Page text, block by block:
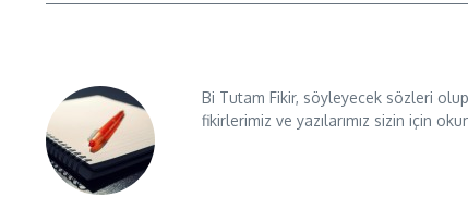
Bi Tutam Fikir, söyleyecek sözleri
fikirlerimiz ve yazılarımız sizin için